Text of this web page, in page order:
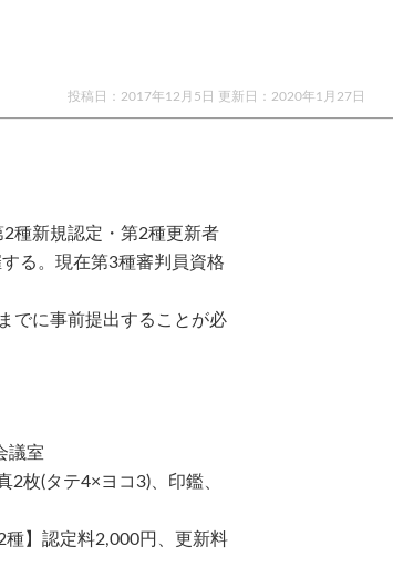
投稿日：2017年12月5日 更新日： 2020年1月27日
種新規認定・第2種更新者
る。現在第3種審判員資格
でに事前提出することが必
議室
枚(タテ4×ヨコ3)、印鑑、
】認定料2,000円、更新料